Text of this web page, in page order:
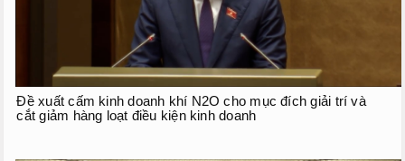
Đề xuất cấm kinh doanh khí N2O cho mục đích giải trí và
cắt giảm hàng loạt điều kiện kinh doanh